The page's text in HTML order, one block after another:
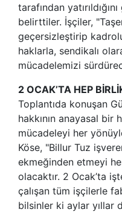
tarafından
belirttiler. İşçiler,
geçersizleştirip
haklarla, sendikalı
mücadelemizi
2 OCAK’TA HEP
Toplantıda konuşan
hakkının anayasal
mücadeleyi her
Köse, "Billur Tuz
ekmeğinden etmeyi
olacaktır. 2 Ocak’ta
çalışan tüm işçilerle
bilsinler ki aylar yıllar